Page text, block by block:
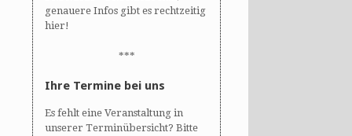
genauere Infos gibt es rechtzeitig
hier!
***
Ihre Termine bei uns
Es fehlt eine Veranstaltung in
unserer Terminübersicht? Bitte